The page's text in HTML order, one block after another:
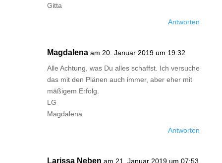
Gitta
Antworten
Magdalena am 20. Januar 2019 um 19:32
Alle Achtung, was Du alles schaffst. Ich versuche
das mit den Plänen auch immer, aber eher mit
mäßigem Erfolg.
LG
Magdalena
Antworten
Larissa Neben am 21. Januar 2019 um 07:53